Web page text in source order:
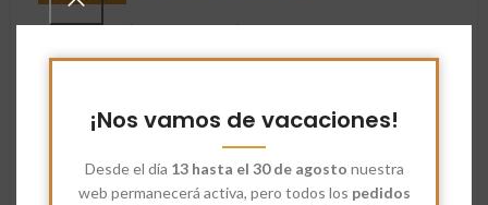
¡Nos vamos de vacaciones!
Desde el día 13 hasta el 30 de agosto nuestra
web permanecerá activa, pero todos los pedidos
Diferencias y propiedades de la leche
de avena, leche de almendra, leche
coco.
Anaisorozcosanz
Comparativa de Leches Vegetales: Avena, Almendra, Soja,